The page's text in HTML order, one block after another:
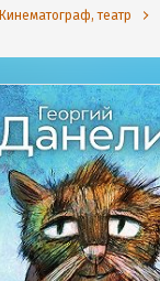
Кинематограф, театр